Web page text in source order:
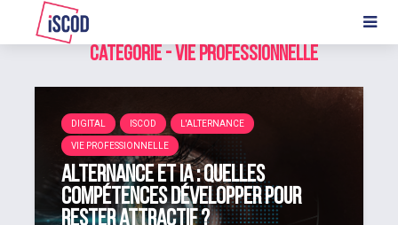
Catégorie - Vie professionnelle
DIGITAL ISCOD L'ALTERNANCE
VIE PROFESSIONNELLE
Alternance et IA : quelles
compétences développer pour
rester attractif ?